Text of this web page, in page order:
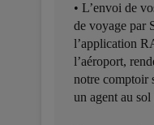
• L’envoi de
de voyage par
l’application
l’aéroport,
notre comptoir
un agent au sol